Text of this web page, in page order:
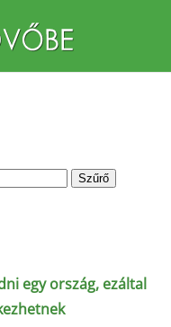
Szűrő
egy ország, ezáltal